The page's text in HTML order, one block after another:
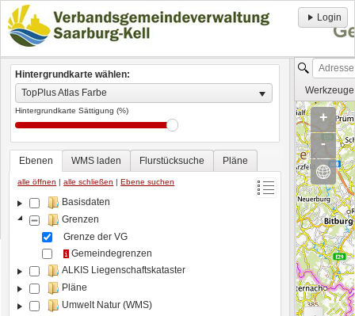
Login
Hintergrundkarte wählen:
TopPlus Atlas Farbe
Hintergrundkarte Sättigung (%)
Ebenen WMS laden Flurstücksuche Pläne
alle öffnen |alle schließen |Ebene suchen
Basisdaten
Grenzen
Grenze der VG
Gemeindegrenzen
ALKIS Liegenschaftskataster
Pläne
Umwelt Natur (WMS)
+
-